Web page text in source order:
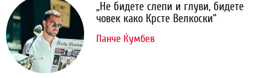
„Не бидете слепи и глуви, бидете
човек како Крсте Велкоски“
Панче Ќумбев